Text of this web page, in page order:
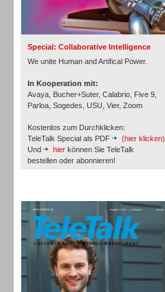
Special: Collaborative Intelligence
We unite Human and Artifical Power.
In Kooperation mit:
Avaya, Bucher+Suter, Calabrio, Five 9,
Parloa, Sogedes, USU, Vier, Zoom
Kostenlos zum Durchklicken:
TeleTalk Special als PDF
(hier klicken)
Und
hier können Sie TeleTalk
bestellen oder abonnieren!
Inbound